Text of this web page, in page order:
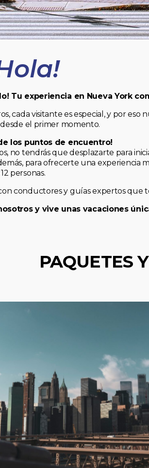
Tu experiencia en Nueva York
cada visitante es especial, y por
el primer momento.
los puntos de encuentro!
no tendrás que desplazarte para
para ofrecerte una experiencia
personas.
conductores y guías expertos que
y vive unas vacaciones
PAQUETES